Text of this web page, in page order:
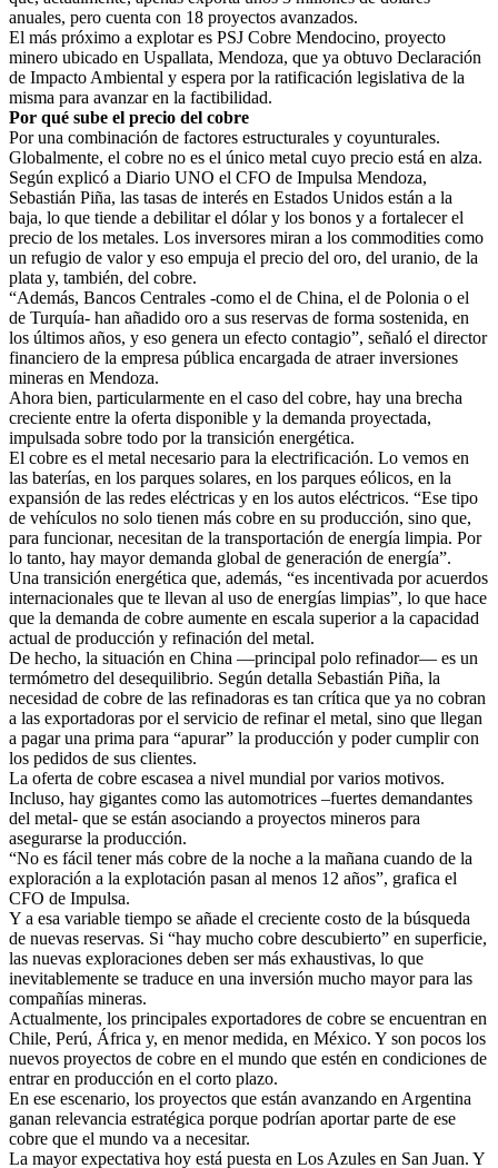
anuales, pero cuenta con 18 proyectos avanzados.
El más próximo a explotar es PSJ Cobre Mendocino, proyecto
minero ubicado en Uspallata, Mendoza, que ya obtuvo Declaración
de Impacto Ambiental y espera por la ratificación legislativa de la
misma para avanzar en la factibilidad.
Por qué sube el precio del cobre
Por una combinación de factores estructurales y coyunturales.
Globalmente, el cobre no es el único metal cuyo precio está en alza.
Según explicó a Diario UNO el CFO de Impulsa Mendoza,
Sebastián Piña, las tasas de interés en Estados Unidos están a la
baja, lo que tiende a debilitar el dólar y los bonos y a fortalecer el
precio de los metales. Los inversores miran a los commodities como
un refugio de valor y eso empuja el precio del oro, del uranio, de la
plata y, también, del cobre.
“Además, Bancos Centrales -como el de China, el de Polonia o el
de Turquía- han añadido oro a sus reservas de forma sostenida, en
los últimos años, y eso genera un efecto contagio”, señaló el director
financiero de la empresa pública encargada de atraer inversiones
mineras en Mendoza.
Ahora bien, particularmente en el caso del cobre, hay una brecha
creciente entre la oferta disponible y la demanda proyectada,
impulsada sobre todo por la transición energética.
El cobre es el metal necesario para la electrificación. Lo vemos en
las baterías, en los parques solares, en los parques eólicos, en la
expansión de las redes eléctricas y en los autos eléctricos. “Ese tipo
de vehículos no solo tienen más cobre en su producción, sino que,
para funcionar, necesitan de la transportación de energía limpia. Por
lo tanto, hay mayor demanda global de generación de energía”.
Una transición energética que, además, “es incentivada por acuerdos
internacionales que te llevan al uso de energías limpias”, lo que hace
que la demanda de cobre aumente en escala superior a la capacidad
actual de producción y refinación del metal.
De hecho, la situación en China —principal polo refinador— es un
termómetro del desequilibrio. Según detalla Sebastián Piña, la
necesidad de cobre de las refinadoras es tan crítica que ya no cobran
a las exportadoras por el servicio de refinar el metal, sino que llegan
a pagar una prima para “apurar” la producción y poder cumplir con
los pedidos de sus clientes.
La oferta de cobre escasea a nivel mundial por varios motivos.
Incluso, hay gigantes como las automotrices –fuertes demandantes
del metal- que se están asociando a proyectos mineros para
asegurarse la producción.
“No es fácil tener más cobre de la noche a la mañana cuando de la
exploración a la explotación pasan al menos 12 años”, grafica el
CFO de Impulsa.
Y a esa variable tiempo se añade el creciente costo de la búsqueda
de nuevas reservas. Si “hay mucho cobre descubierto” en superficie,
las nuevas exploraciones deben ser más exhaustivas, lo que
inevitablemente se traduce en una inversión mucho mayor para las
compañías mineras.
Actualmente, los principales exportadores de cobre se encuentran en
Chile, Perú, África y, en menor medida, en México. Y son pocos los
nuevos proyectos de cobre en el mundo que estén en condiciones de
entrar en producción en el corto plazo.
En ese escenario, los proyectos que están avanzando en Argentina
ganan relevancia estratégica porque podrían aportar parte de ese
cobre que el mundo va a necesitar.
La mayor expectativa hoy está puesta en Los Azules en San Juan. Y